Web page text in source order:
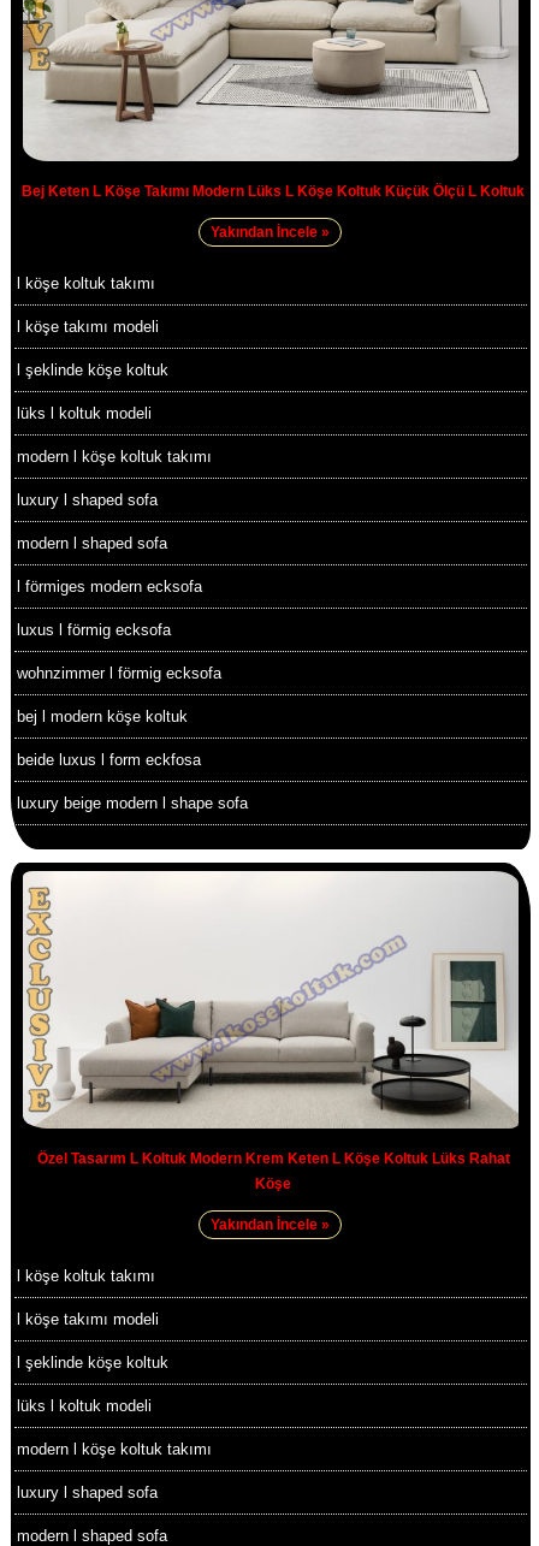
Bej Keten L Köşe Takımı Modern Lüks L Köşe Koltuk Küçük Ölçü L Koltuk
Yakından İncele »
l köşe koltuk takımı
l köşe takımı modeli
l şeklinde köşe koltuk
lüks l koltuk modeli
modern l köşe koltuk takımı
luxury l shaped sofa
modern l shaped sofa
l förmiges modern ecksofa
luxus l förmig ecksofa
wohnzimmer l förmig ecksofa
bej l modern köşe koltuk
beide luxus l form eckfosa
luxury beige modern l shape sofa
Özel Tasarım L Koltuk Modern Krem Keten L Köşe Koltuk Lüks Rahat
Köşe
Yakından İncele »
l köşe koltuk takımı
l köşe takımı modeli
l şeklinde köşe koltuk
lüks l koltuk modeli
modern l köşe koltuk takımı
luxury l shaped sofa
modern l shaped sofa